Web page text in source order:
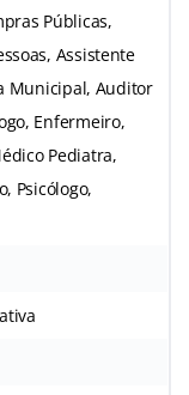
Públicas,
Assistente
Municipal, Auditor
Enfermeiro,
Pediatra,
Psicólogo,